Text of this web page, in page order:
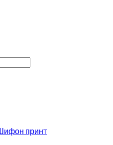
принт